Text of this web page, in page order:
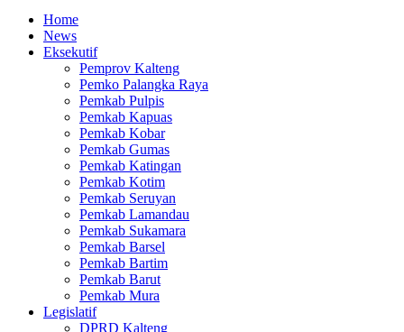
Home
News
Eksekutif
Pemprov Kalteng
Pemko Palangka Raya
Pemkab Pulpis
Pemkab Kapuas
Pemkab Kobar
Pemkab Gumas
Pemkab Katingan
Pemkab Kotim
Pemkab Seruyan
Pemkab Lamandau
Pemkab Sukamara
Pemkab Barsel
Pemkab Bartim
Pemkab Barut
Pemkab Mura
Legislatif
DPRD Kalteng